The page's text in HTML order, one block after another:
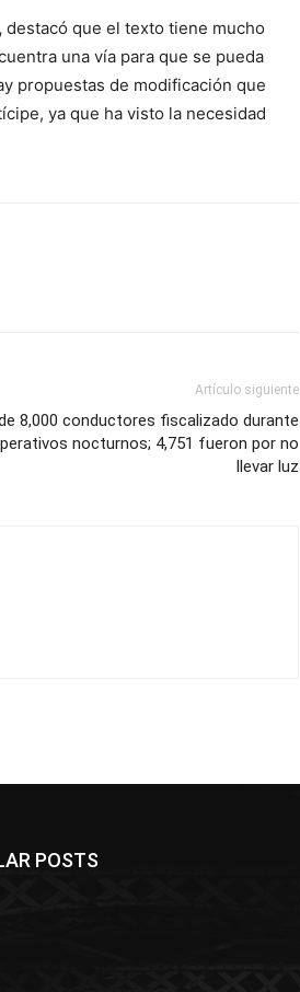
destacó que el texto tiene mucho
una vía para que se pueda
propuestas de modificación que
ya que ha visto la necesidad
Artículo siguiente
8,000 conductores fiscalizado durante
nocturnos; 4,751 fueron por no
llevar luz
POSTS